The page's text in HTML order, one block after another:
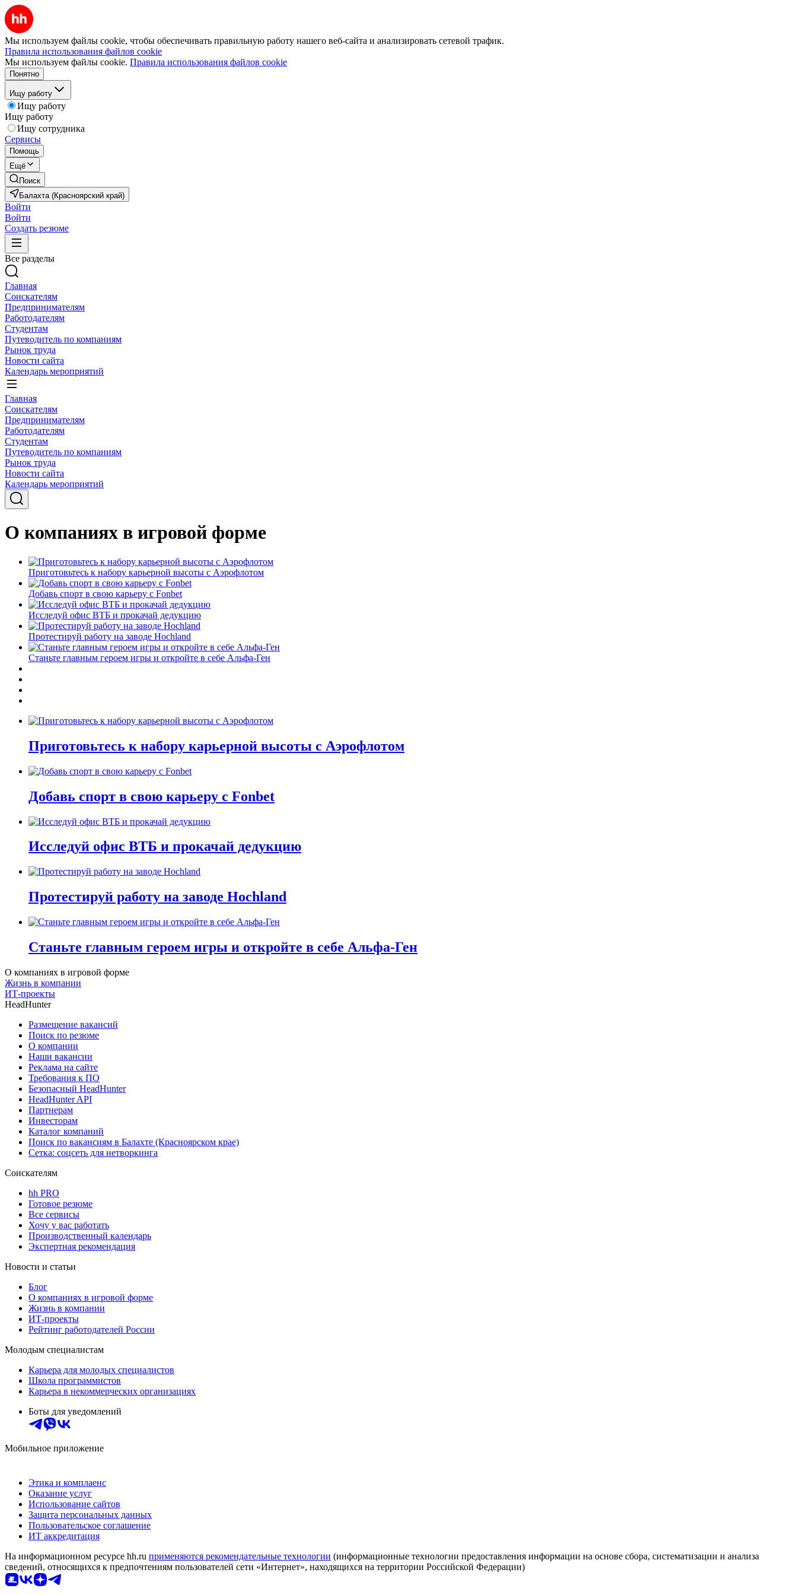
Мы используем файлы cookie, чтобы обеспечивать правильную работу нашего веб-сайта и анализировать сетевой трафик.
Правила использования файлов cookie
Мы используем файлы cookie. Правила использования файлов cookie
Понятно
Ищу работу
Ищу работу
Ищу работу
Ищу сотрудника
Сервисы
Помощь
Ещё
Поиск
Балахта (Красноярский край)
Войти
Войти
Создать резюме
Все разделы
Главная
Соискателям
Предпринимателям
Работодателям
Студентам
Путеводитель по компаниям
Рынок труда
Новости сайта
Календарь мероприятий
Главная
Соискателям
Предпринимателям
Работодателям
Студентам
Путеводитель по компаниям
Рынок труда
Новости сайта
Календарь мероприятий
О компаниях в игровой форме
Приготовьтесь к набору карьерной высоты с Аэрофлотом
Добавь спорт в свою карьеру с Fonbet
Исследуй офис ВТБ и прокачай дедукцию
Протестируй работу на заводе Hochland
Станьте главным героем игры и откройте в себе Альфа-Ген
Приготовьтесь к набору карьерной высоты с Аэрофлотом
Добавь спорт в свою карьеру с Fonbet
Исследуй офис ВТБ и прокачай дедукцию
Протестируй работу на заводе Hochland
Станьте главным героем игры и откройте в себе Альфа-Ген
О компаниях в игровой форме
Жизнь в компании
ИТ-проекты
HeadHunter
Размещение вакансий
Поиск по резюме
О компании
Наши вакансии
Реклама на сайте
Требования к ПО
Безопасный HeadHunter
HeadHunter API
Партнерам
Инвесторам
Каталог компаний
Поиск по вакансиям в Балахте (Красноярском крае)
Сетка: соцсеть для нетворкинга
Соискателям
hh PRO
Готовое резюме
Все сервисы
Хочу у вас работать
Производственный календарь
Экспертная рекомендация
Новости и статьи
Блог
О компаниях в игровой форме
Жизнь в компании
ИТ-проекты
Рейтинг работодателей России
Молодым специалистам
Карьера для молодых специалистов
Школа программистов
Карьера в некоммерческих организациях
Боты для уведомлений
Мобильное приложение
Этика и комплаенс
Оказание услуг
Использование сайтов
Защита персональных данных
Пользовательское соглашение
ИТ аккредитация
На информационном ресурсе hh.ru применяются рекомендательные технологии (информационные технологии предоставления информации на основе сбора, систематизации и анализа
сведений, относящихся к предпочтениям пользователей сети «Интернет», находящихся на территории Российской Федерации)